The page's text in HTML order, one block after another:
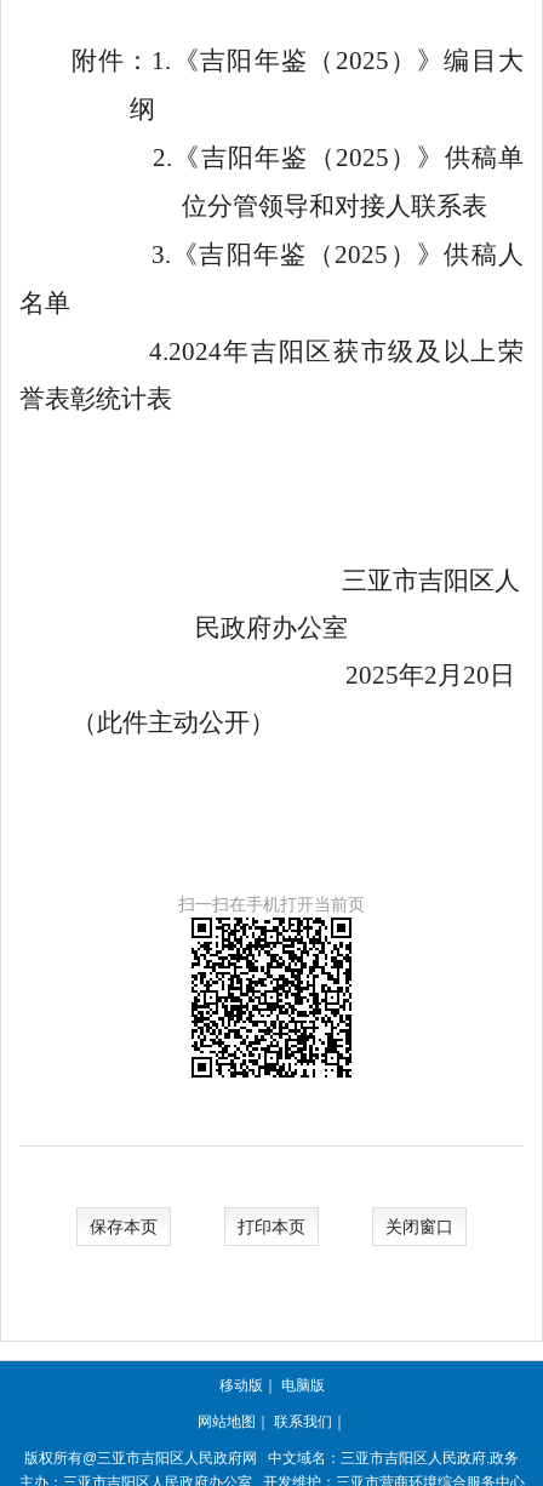
附件： 1. 《吉阳年鉴（2025）》编目大
纲
2. 《吉阳年鉴（2025）》供稿单
位分管领导和对接人联系表
3. 《吉阳年鉴（2025）》供稿人
名单
4.2024年吉阳区获市级及以上荣
誉表彰统计表
三亚市吉阳区人
民政府办公室
2025年2 月 20 日
（此件主动公开）
扫一扫在手机打开当前页
保存本页 打印本页 关闭窗口
移动版 ｜ 电脑版
网站地图 ｜ 联系我们 ｜
版权所有@三亚市吉阳区人民政府网 中文域名： 三亚市吉阳区人民政府.政务
主办：三亚市吉阳区人民政府办公室 开发维护：三亚市营商环境综合服务中心